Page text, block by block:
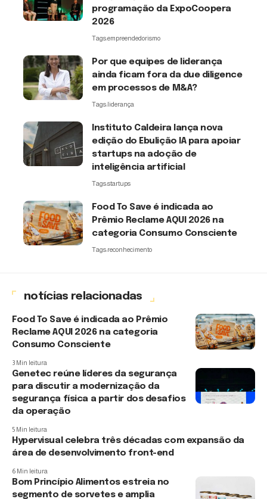
programação da ExpoCoopera
2026
Tags:empreendedorismo
Por que equipes de liderança
ainda ficam fora da due diligence
em processos de M&A?
Tags:liderança
Instituto Caldeira lança nova
edição do Ebulição IA para apoiar
startups na adoção de
inteligência artificial
Tags:startups
Food To Save é indicada ao
Prêmio Reclame AQUI 2026 na
categoria Consumo Consciente
Tags:reconhecimento
notícias relacionadas
Food To Save é indicada ao Prêmio
Reclame AQUI 2026 na categoria
Consumo Consciente
3 Min leitura
Genetec reúne líderes da segurança
para discutir a modernização da
segurança física a partir dos desafios
da operação
5 Min leitura
Hypervisual celebra três décadas com expansão da
área de desenvolvimento front-end
6 Min leitura
Bom Princípio Alimentos estreia no
segmento de sorvetes e amplia